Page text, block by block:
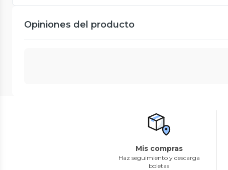
Opiniones del producto
Mis compras
Haz seguimiento y descarga
boletas